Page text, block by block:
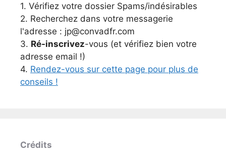
1. Vérifiez votre dossier Spams/indésirables
2. Recherchez dans votre messagerie
l'adresse : jp@convadfr.com
3. Ré-inscrivez-vous (et vérifiez bien votre
adresse email !)
4. Rendez-vous sur cette page pour plus de
conseils !
Crédits